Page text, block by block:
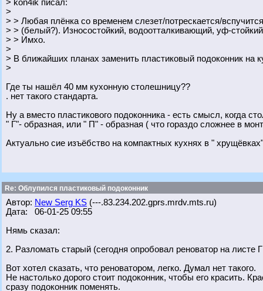
> kon4ik писал:
>
> > Любая плёнка со временем слезет/потрескается/
> > (белый?). Износостойкий, водоотталкивающий, уф-
> > Имхо.
>
> В ближайших планах заменить пластиковый подоконник на
>
Где ты нашёл 40 мм кухонную столешницу??
. нет такого стандарта.
Ну а вместо пластикового подоконника - есть смысл, когда
" Г"- образная, или " П" - образная ( что гораздо сложнее в
Актуально сие изъёбство на компактных кухнях в "
Re: Облупился пластиковый подоконник
Автор: New Serg KS (---.83.234.202.gprs.mrdv.mts.ru)
Дата: 06-01-25 09:55
Нямь сказал:
2. Разломать старый (сегодня опробовал реноватор на листе
Вот хотел сказать, что реноватором, легко. Думал нет такого.
Не настолько дорого стоит подоконник, чтобы его красить.
сразу подоконник поменять.